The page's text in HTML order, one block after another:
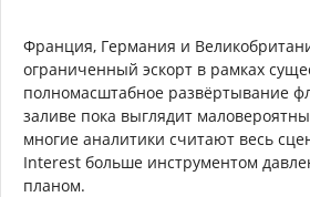
Франция, Германия и
ограниченный эскорт в рамках
полномасштабное развёртывание
заливе пока выглядит
многие аналитики считают весь
Interest больше инструментом
планом.